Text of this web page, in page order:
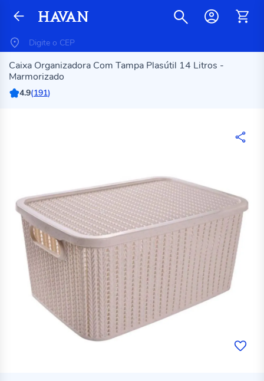
Caixa Organizadora Com Tampa Plasútil 14 Litros -
Marmorizado
4.9(191)